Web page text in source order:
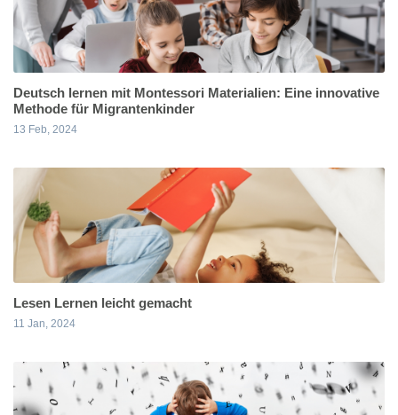
Deutsch lernen mit Montessori Materialien: Eine innovative
Methode für Migrantenkinder
13 Feb, 2024
Lesen Lernen leicht gemacht
11 Jan, 2024